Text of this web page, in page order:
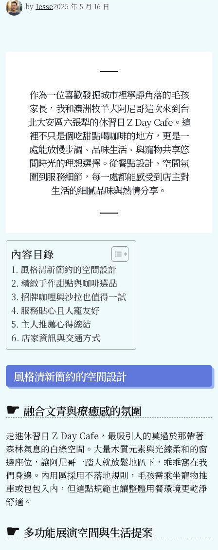
by Jesse2025 年 5 月 16 日
作為一位喜歡發掘城市裡寧靜角落的毛孩
家長，我和澳洲牧羊犬阿尼哥這次來到台
北大安區六張犁的休習日 Z Day Cafe。這
裡不只是個吃甜點喝咖啡的地方，更是一
處能放慢步調、品味生活、與寵物共享悠
閒時光的理想選擇。從餐點設計、空間氛
圍到服務細節，每一處都能感受到店主對
生活的細膩品味與熱情分享。
內容目錄
風格清新簡約的空間設計
精緻手作甜點與咖啡選品
招牌咖哩與沙拉也值得一試
服務貼心且人寵友好
主人推薦心得總結
店家資訊與交通方式
風格清新簡約的空間設計
融合文青與療癒感的氛圍
走進休習日 Z Day Cafe，最吸引人的莫過於那帶著
森林氣息的白綠空間。大量木質元素與光線柔和的窗
邊座位，讓阿尼哥一踏入就放鬆地趴下，乖乖窩在我
們身邊。內用區採用不落地規則，毛孩需乘坐寵物推
車或包包入內，但這點規範也讓整體用餐環境更乾淨
舒適。
多功能展演空間與生活提案